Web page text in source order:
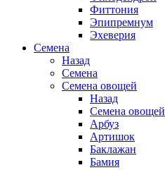
Фиттония
Эпипремнум
Эхеверия
Семена
Назад
Семена
Семена овощей
Назад
Семена овощей
Арбуз
Артишок
Баклажан
Бамия